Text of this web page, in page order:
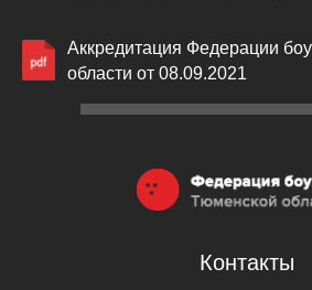
Аккредитация Федерации
области от 08.09.2021
Контакты